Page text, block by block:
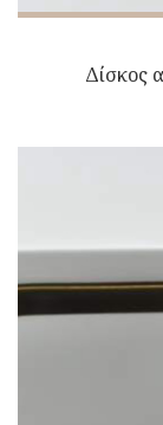
Δίσκος